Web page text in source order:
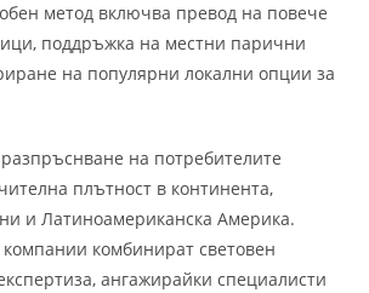
метод включва превод на повече
поддръжка на местни парични
на популярни локални опции за
на потребителите
плътност в континента,
и Латиноамериканска Америка.
комбинират световен
ангажирайки специалисти